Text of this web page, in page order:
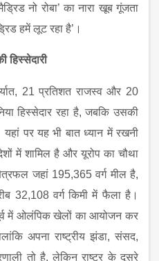
नो रोबा’ का नारा खूब गूंजता
हमें लूट रहा है’।
हिस्‍सेदारी
21 प्रतिशत राजस्व और 20
हिस्सेदार रहा है, जबकि उसकी
पर यह भी बात ध्‍यान में रखनी
में शामिल है और यूरोप का चौथा
जहां 195,365 वर्ग मील है,
32,108 वर्ग किमी में फैला है।
पूर्व में ओलंपिक खेलों का आयोजन कर
अपना राष्ट्रीय झंडा, संसद,
तो है, लेकिन राष्ट्र के दूसरे